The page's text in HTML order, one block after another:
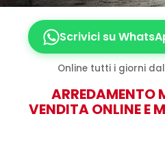
Scrivici su
Online tutti i giorni
ARREDAMENTO
VENDITA ONLINE E